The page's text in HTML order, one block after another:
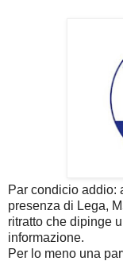
Par condicio addio:
presenza di Lega,
ritratto che dipinge
informazione.
Per lo meno una